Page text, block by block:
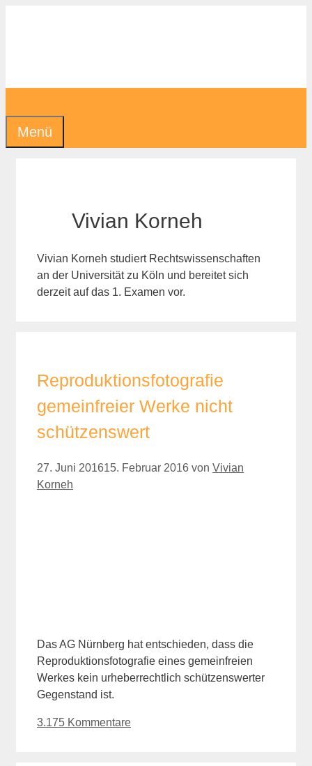
Menü
Vivian Korneh
Vivian Korneh studiert Rechtswissenschaften
an der Universität zu Köln und bereitet sich
derzeit auf das 1. Examen vor.
Reproduktionsfotografie
gemeinfreier Werke nicht
schützenswert
27. Juni 201615. Februar 2016 von Vivian
Korneh
Das AG Nürnberg hat entschieden, dass die
Reproduktionsfotografie eines gemeinfreien
Werkes kein urheberrechtlich schützenswerter
Gegenstand ist.
3.175 Kommentare